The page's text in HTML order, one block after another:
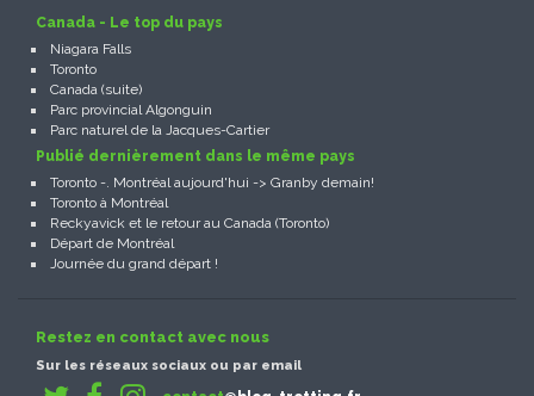
Canada - Le top du pays
Niagara Falls
Toronto
Canada (suite)
Parc provincial Algonguin
Parc naturel de la Jacques-Cartier
Publié dernièrement dans le même pays
Toronto -. Montréal aujourd'hui -> Granby demain!
Toronto à Montréal
Reckyavick et le retour au Canada (Toronto)
Départ de Montréal
Journée du grand départ !
Restez en contact avec nous
Sur les réseaux sociaux ou par email